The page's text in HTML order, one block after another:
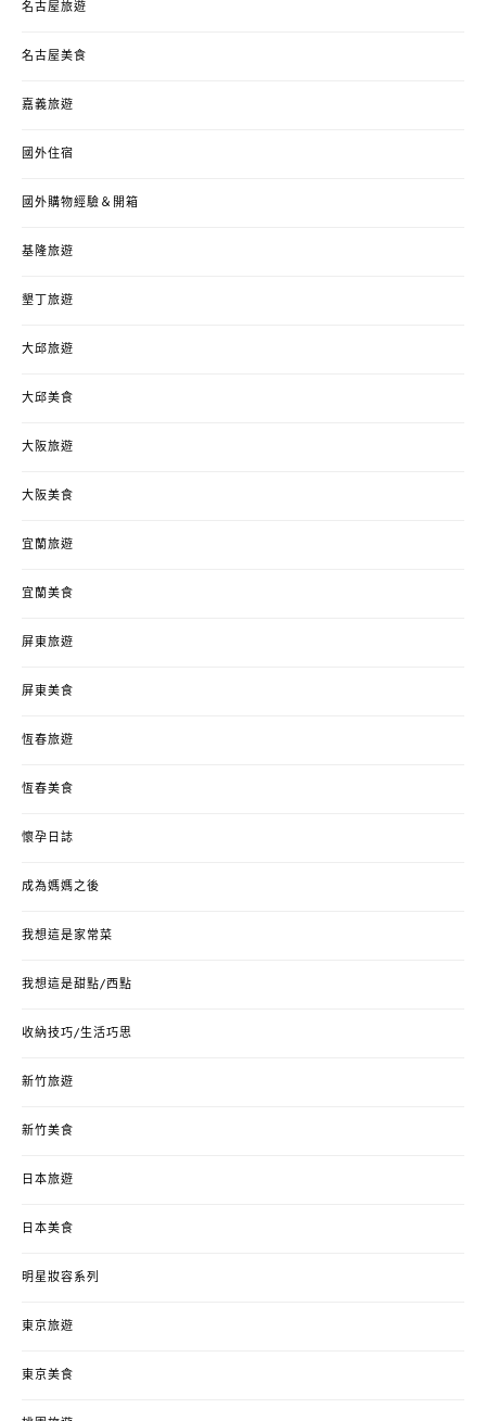
名古屋旅遊
名古屋美食
嘉義旅遊
國外住宿
國外購物經驗＆開箱
基隆旅遊
墾丁旅遊
大邱旅遊
大邱美食
大阪旅遊
大阪美食
宜蘭旅遊
宜蘭美食
屏東旅遊
屏東美食
恆春旅遊
恆春美食
懷孕日誌
成為媽媽之後
我想這是家常菜
我想這是甜點/西點
收納技巧/生活巧思
新竹旅遊
新竹美食
日本旅遊
日本美食
明星妝容系列
東京旅遊
東京美食